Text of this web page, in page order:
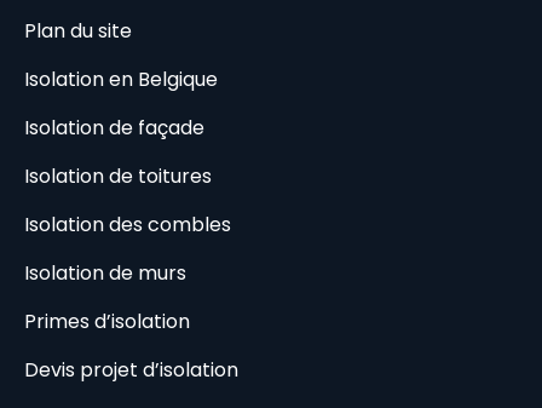
Plan du site
Isolation en Belgique
Isolation de façade
Isolation de toitures
Isolation des combles
Isolation de murs
Primes d’isolation
Devis projet d’isolation